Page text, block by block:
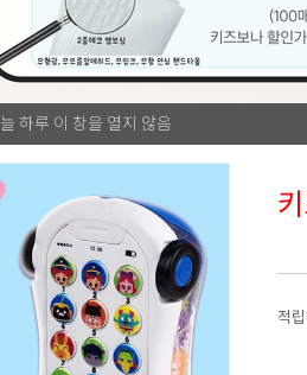
하루 이 창을 열지 않음
[본사] 주니토니 경
적